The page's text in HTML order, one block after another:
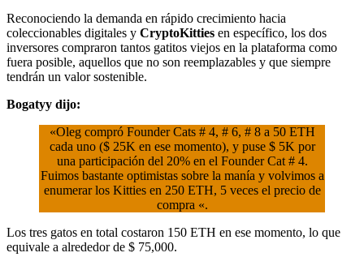
Reconociendo la demanda en rápido crecimiento hacia
coleccionables digitales y CryptoKitties en específico, los dos
inversores compraron tantos gatitos viejos en la plataforma como
fuera posible, aquellos que no son reemplazables y que siempre
tendrán un valor sostenible.
Bogatyy dijo:
«Oleg compró Founder Cats # 4, # 6, # 8 a 50 ETH
cada uno ($ 25K en ese momento), y puse $ 5K por
una participación del 20% en el Founder Cat # 4.
Fuimos bastante optimistas sobre la manía y volvimos a
enumerar los Kitties en 250 ETH, 5 veces el precio de
compra «.
Los tres gatos en total costaron 150 ETH en ese momento, lo que
equivale a alrededor de $ 75,000.